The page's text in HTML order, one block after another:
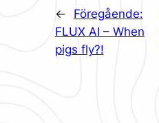
←
Föregående:
FLUX AI – When
pigs fly?!